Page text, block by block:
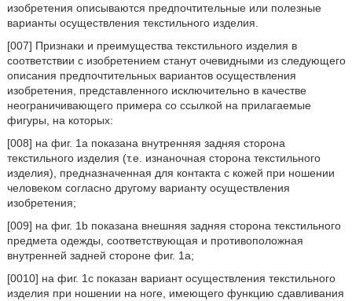
изобретения описываются предпочтительные или полезные
варианты осуществления текстильного изделия.
[007] Признаки и преимущества текстильного изделия в
соответствии с изобретением станут очевидными из следующего
описания предпочтительных вариантов осуществления
изобретения, представленного исключительно в качестве
неограничивающего примера со ссылкой на прилагаемые
фигуры, на которых:
[008] на фиг. 1а показана внутренняя задняя сторона
текстильного изделия (т.е. изнаночная сторона текстильного
изделия), предназначенная для контакта с кожей при ношении
человеком согласно другому варианту осуществления
изобретения;
[009] на фиг. 1b показана внешняя задняя сторона текстильного
предмета одежды, соответствующая и противоположная
внутренней задней стороне фиг. 1a;
[0010] на фиг. 1с показан вариант осуществления текстильного
изделия при ношении на ноге, имеющего функцию сдавливания